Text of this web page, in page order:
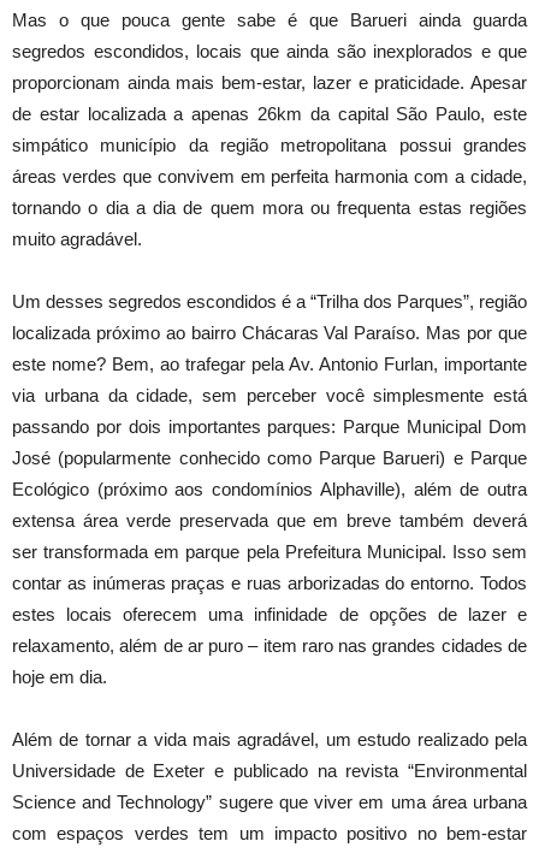
Mas o que pouca gente sabe é que Barueri ainda guarda
segredos escondidos, locais que ainda são inexplorados e que
proporcionam ainda mais bem-estar, lazer e praticidade. Apesar
de estar localizada a apenas 26km da capital São Paulo, este
simpático município da região metropolitana possui grandes
áreas verdes que convivem em perfeita harmonia com a cidade,
tornando o dia a dia de quem mora ou frequenta estas regiões
muito agradável.
Um desses segredos escondidos é a “Trilha dos Parques”, região
localizada próximo ao bairro Chácaras Val Paraíso. Mas por que
este nome? Bem, ao trafegar pela Av. Antonio Furlan, importante
via urbana da cidade, sem perceber você simplesmente está
passando por dois importantes parques: Parque Municipal Dom
José (popularmente conhecido como Parque Barueri) e Parque
Ecológico (próximo aos condomínios Alphaville), além de outra
extensa área verde preservada que em breve também deverá
ser transformada em parque pela Prefeitura Municipal. Isso sem
contar as inúmeras praças e ruas arborizadas do entorno. Todos
estes locais oferecem uma infinidade de opções de lazer e
relaxamento, além de ar puro – item raro nas grandes cidades de
hoje em dia.
Além de tornar a vida mais agradável, um estudo realizado pela
Universidade de Exeter e publicado na revista “Environmental
Science and Technology” sugere que viver em uma área urbana
com espaços verdes tem um impacto positivo no bem-estar